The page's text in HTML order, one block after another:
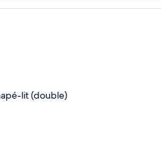
Une chambre avec un grand
lit (double)